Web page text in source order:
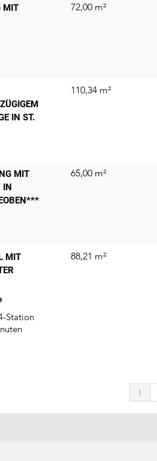
MIT
72,00 m²
G
IN ST. A
110,34 m²
MIT
IN
65,00 m²
MIT
Station
88,21 m²
1